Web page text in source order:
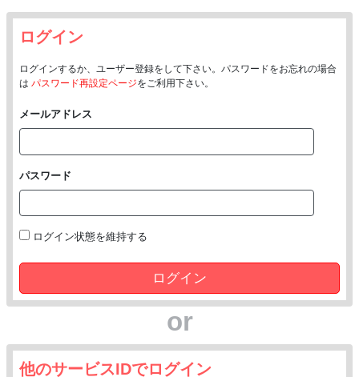
ログイン
ログインするか、ユーザー登録をして下さい。パスワードをお忘れの場合
は パスワード再設定ページをご利用下さい。
メールアドレス
パスワード
ログイン状態を維持する
ログイン
or
他のサービスIDでログイン